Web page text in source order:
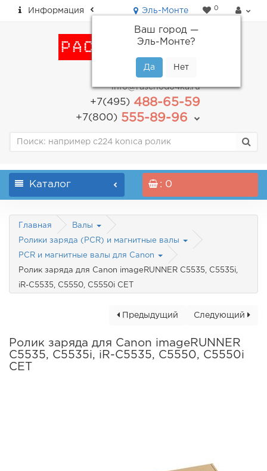
Информация Эль-Монте
Ваш город —
Эль-Монте?
0
пн-пт: с 9.00 до 18.00
info@raschodo4ka.ru
+7(495)488-65-59
+7(800)555-89-96
Каталог : 0
Главная Валы
Ролики заряда (PCR) и магнитные валы
PCR и магнитные валы для Canon
Ролик заряда для Canon imageRUNNER C5535, C5535i,
iR-C5535, C5550, C5550i CET
Следующий
Предыдущий
Ролик заряда для Canon imageRUNNER
C5535, C5535i, iR-C5535, C5550, C5550i
CET